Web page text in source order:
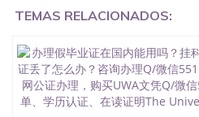
办学历认证吗,您是否因为中途
外551190476您是否因没正常
教育部认证在校挂科了不想
怎么办551190476找工作没有
科/研究生文凭551190476如
551190476网上买文凭可靠
TEMAS RELACIONADOS: